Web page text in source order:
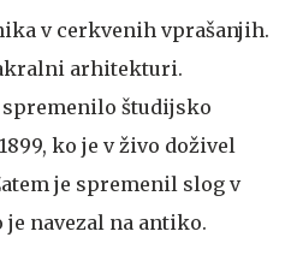
v cerkvenih vprašanjih.
arhitekturi.
spremenilo študijsko
ko je v živo doživel
je spremenil slog v
navezal na antiko.